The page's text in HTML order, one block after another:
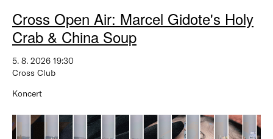
Cross Open Air: Marcel Gidote's Holy
Crab & China Soup
5. 8. 2026 19:30
Cross Club
Koncert